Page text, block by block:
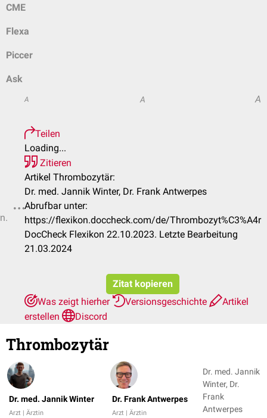
CME
Flexa
Piccer
Ask
A A A
Teilen
Loading...
Zitieren
Artikel Thrombozytär:
Dr. med. Jannik Winter, Dr. Frank Antwerpes
Abrufbar unter:
https://flexikon.doccheck.com/de/Thrombozyt%C3%A4r
DocCheck Flexikon 22.10.2023. Letzte Bearbeitung
21.03.2024
Zitat kopieren
Was zeigt hierher
Versionsgeschichte
Artikel
erstellen
Discord
Thrombozytär
Dr. med. Jannik Winter
Arzt | Ärztin
Dr. Frank Antwerpes
Arzt | Ärztin
Dr. med. Jannik
Winter, Dr.
Frank
Antwerpes